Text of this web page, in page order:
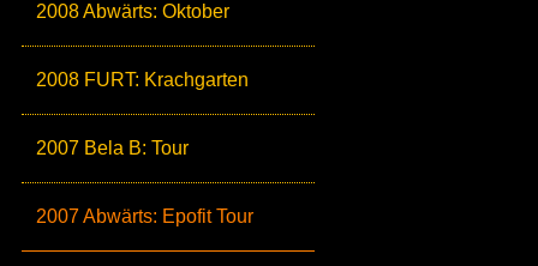
2008 Abwärts: Oktober
2008 FURT: Krachgarten
2007 Bela B: Tour
2007 Abwärts: Epofit Tour